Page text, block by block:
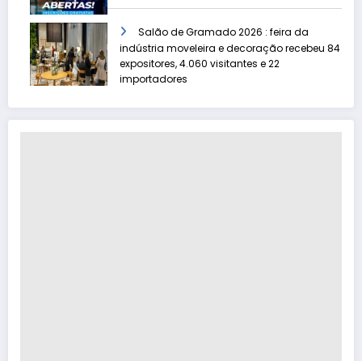
Salão de Gramado 2026 : feira da
indústria moveleira e decoração recebeu 84
expositores, 4.060 visitantes e 22
importadores